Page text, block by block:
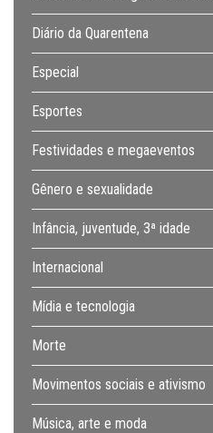
Diário da Quarentena
Especial
Esportes
Festividades e megaeventos
Gênero e sexualidade
Infância, juventude, 3ª idade
Internacional
Mídia e tecnologia
Morte
Movimentos sociais e ativismo
Música, arte e moda